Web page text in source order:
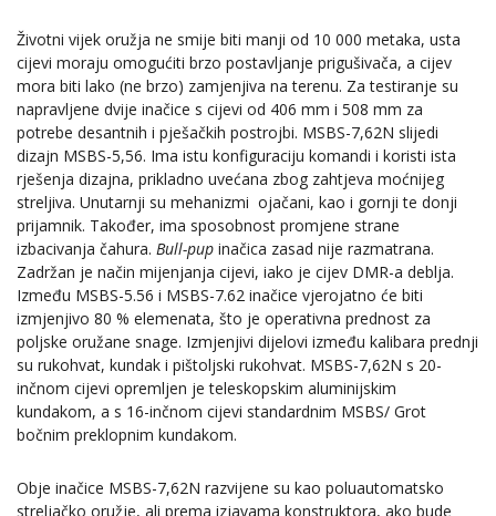
Životni vijek oružja ne smije biti manji od 10 000 metaka, usta
cijevi moraju omogućiti brzo postavljanje prigušivača, a cijev
mora biti lako (ne brzo) zamjenjiva na terenu. Za testiranje su
napravljene dvije inačice s cijevi od 406 mm i 508 mm za
potrebe desantnih i pješačkih postrojbi. MSBS-7,62N slijedi
dizajn MSBS-5,56. Ima istu konfiguraciju komandi i koristi ista
rješenja dizajna, prikladno uvećana zbog zahtjeva moćnijeg
streljiva. Unutarnji su mehanizmi ojačani, kao i gornji te donji
prijamnik. Također, ima sposobnost promjene strane
izbacivanja čahura. Bull-pup inačica zasad nije razmatrana.
Zadržan je način mijenjanja cijevi, iako je cijev DMR-a deblja.
Između MSBS-5.56 i MSBS-7.62 inačice vjerojatno će biti
izmjenjivo 80 % elemenata, što je operativna prednost za
poljske oružane snage. Izmjenjivi dijelovi između kalibara prednji
su rukohvat, kundak i pištoljski rukohvat. MSBS-7,62N s 20-
inčnom cijevi opremljen je teleskopskim aluminijskim
kundakom, a s 16-inčnom cijevi standardnim MSBS/ Grot
bočnim preklopnim kundakom.
Obje inačice MSBS-7,62N razvijene su kao poluautomatsko
streljačko oružje, ali prema izjavama konstruktora, ako bude